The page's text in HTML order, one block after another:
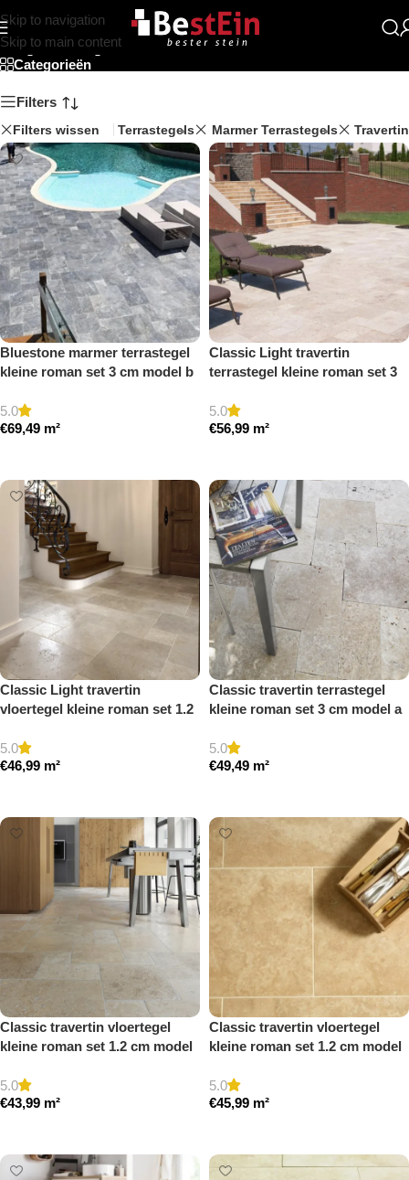
Skip to navigation
Skip to main content
Opus pattern
Categorieën
Filters
Filters wissen Terrastegels Marmer Terrastegels Travertin
Bluestone marmer terrastegel
kleine roman set 3 cm model b
5.0
€69,49 m²
Classic Light travertin
terrastegel kleine roman set 3
5.0
€56,99 m²
Classic Light travertin
vloertegel kleine roman set 1.2
5.0
€46,99 m²
Classic travertin terrastegel
kleine roman set 3 cm model a
5.0
€49,49 m²
Classic travertin vloertegel
kleine roman set 1.2 cm model
5.0
€43,99 m²
Classic travertin vloertegel
kleine roman set 1.2 cm model
5.0
€45,99 m²